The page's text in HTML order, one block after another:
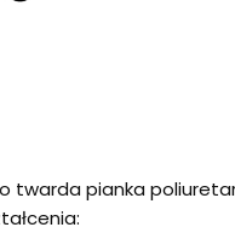
twarda pianka